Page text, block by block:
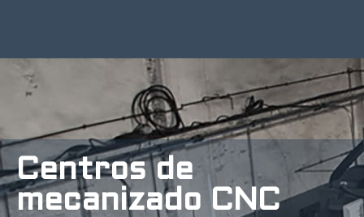
Centros de
mecanizado CNC